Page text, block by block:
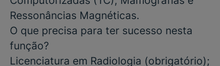
Ressonâncias Magnéticas.
O que precisa para ter sucesso nesta
função?
Licenciatura em Radiologia (obrigatório);